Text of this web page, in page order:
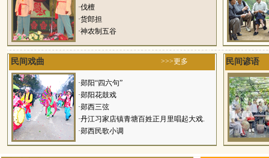
·伐檀
·货郎担
·神农制五谷
民间戏曲 >>>更多
·郧阳“四六句”
·郧阳花鼓戏
·郧西三弦
·丹江习家店镇青塘百姓正月里唱起大戏.
·郧西民歌小调
民间谚语